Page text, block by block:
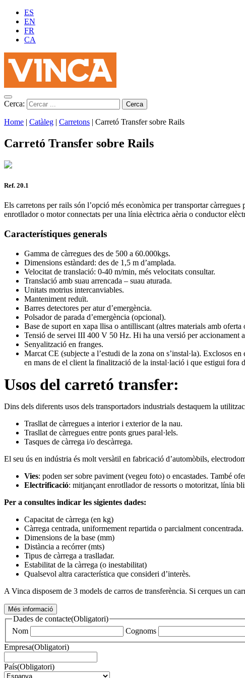
ES
EN
FR
CA
Cerca:
Home | Catàleg | Carretons | Carretó Transfer sobre Rails
Carretó Transfer sobre Rails
Ref. 20.1
Els carretons per rails són l’opció més econòmica per transportar
enrotllador o motor connectats per una línia elèctrica aèria o conductor
Característiques generals
Gamma de càrregues des de 500 a 60.000kgs.
Dimensions estàndard: des de 1,5 m d’amplada.
Velocitat de translació: 0-40 m/min, més velocitats consultar.
Translació amb suau arrencada – suau aturada.
Unitats motrius intercanviables.
Manteniment reduït.
Barres detectores per atur d’emergència.
Polsador de parada d’emergència (opcional).
Base de suport en xapa llisa o antilliscant (altres materials amb oferta
Tensió de servei III 400 V 50 Hz. Hi ha una versió per accionament
Senyalització en franges.
Marcat CE (subjecte a l’estudi de la zona on s’instal·la). Exclosos
en mans de el client la finalització de la instal·lació i que estigui fora
Usos del carretó transfer:
Dins dels diferents usos dels transportadors industrials destaquem la
Trasllat de càrregues a interior i exterior de la nau.
Trasllat de càrregues entre ponts grues paral·lels.
Tasques de càrrega i/o descàrrega.
El seu ús en indústria és molt versàtil en fabricació d’automòbils,
Vies: poden ser sobre paviment (vegeu foto) o encastades. També
Electrificació: mitjançant enrotllador de ressorts o motoritzat, línia
Per a consultes indicar les sigientes dades:
Capacitat de càrrega (en kg)
Càrrega centrada, uniformement repartida o parcialment concentrada.
Dimensions de la base (mm)
Distància a recórrer (mts)
Tipus de càrrega a traslladar.
Estabilitat de la càrrega (o inestabilitat)
Qualsevol altra característica que consideri d’interès.
A Vinca disposem de 3 models de carros de transferència. Si cerques un
Més informació
Dades de contacte(Obligatori)
Nom
Cognoms
Empresa(Obligatori)
País(Obligatori)